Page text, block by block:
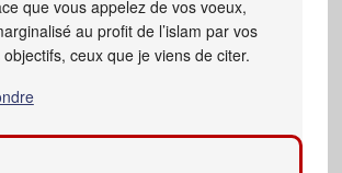
que vous appelez de vos voeux,
au profit de l’islam par vos
objectifs, ceux que je viens de citer.